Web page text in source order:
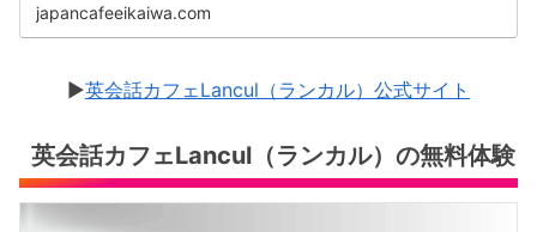
japancafeeikaiwa.com
▶︎英会話カフェLancul（ランカル）公式サイト
英会話カフェLancul（ランカル）の無料体験